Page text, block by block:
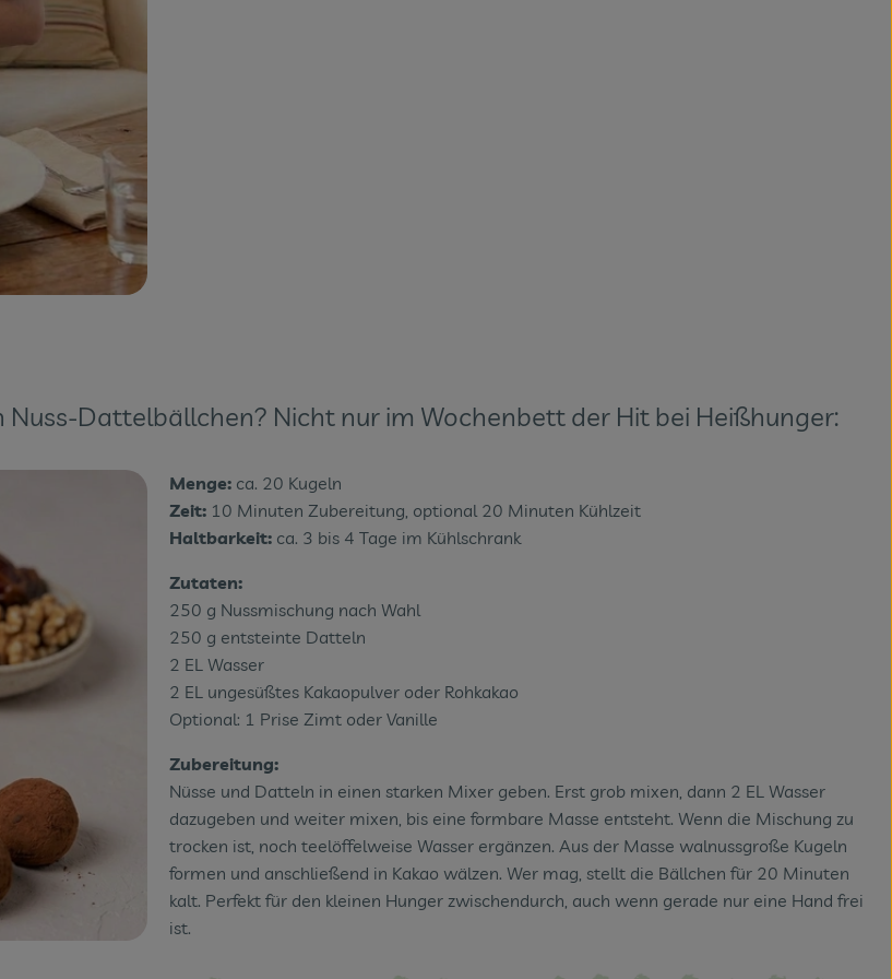
Dattelbällchen? Nicht nur im Wochenbett der Hit bei Heißhunger:
Menge: ca. 20 Kugeln
Zeit: 10 Minuten Zubereitung, optional 20 Minuten Kühlzeit
Haltbarkeit: ca. 3 bis 4 Tage im Kühlschrank
Zutaten:
250 g Nussmischung nach Wahl
250 g entsteinte Datteln
2 EL Wasser
2 EL ungesüßtes Kakaopulver oder Rohkakao
Optional: 1 Prise Zimt oder Vanille
Zubereitung:
Nüsse und Datteln in einen starken Mixer geben. Erst grob mixen, dann 2 EL Wasser
dazugeben und weiter mixen, bis eine formbare Masse entsteht. Wenn die Mischung zu
trocken ist, noch teelöffelweise Wasser ergänzen. Aus der Masse walnussgroße Kugeln
formen und anschließend in Kakao wälzen. Wer mag, stellt die Bällchen für 20 Minuten
kalt. Perfekt für den kleinen Hunger zwischendurch, auch wenn gerade nur eine Hand frei
ist.